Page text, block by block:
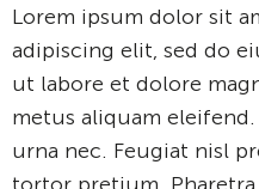
Lorem ipsum dolor sit
adipiscing elit, sed do
ut labore et dolore
metus aliquam
urna nec. Feugiat nisl
tortor pretium.